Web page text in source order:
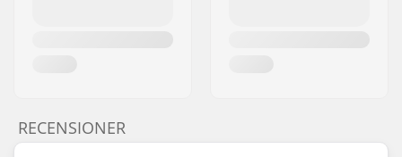
RECENSIONER